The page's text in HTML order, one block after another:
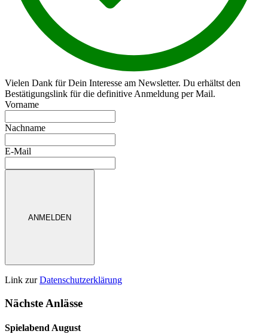
Vielen Dank für Dein Interesse am Newsletter. Du erhältst den
Bestätigungslink für die definitive Anmeldung per Mail.
Vorname
Nachname
E-Mail
ANMELDEN
Link zurDatenschutzerklärung
Nächste Anlässe
Spielabend August